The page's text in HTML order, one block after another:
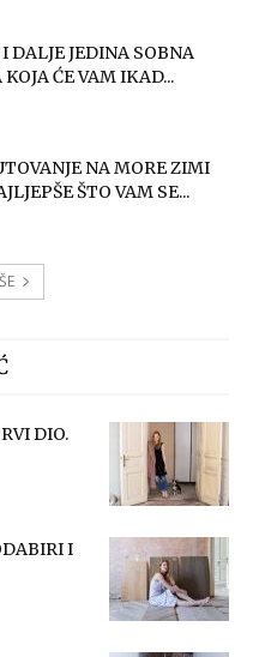
DALJE JEDINA SOBNA
ĆE VAM IKAD...
NA MORE ZIMI
ŠTO VAM SE...
DIO.
I